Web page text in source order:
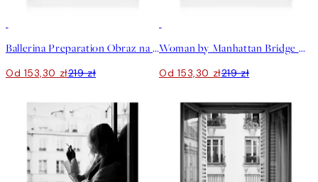
Ballerina Preparation Obraz na płótnie
Od 153,30 zł219 zł
Woman by Manhattan Bridge Obraz na płótnie
Od 153,30 zł219 zł